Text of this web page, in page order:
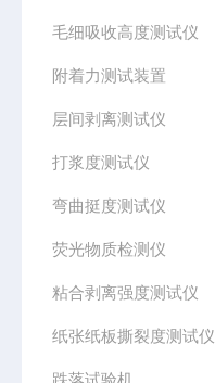
毛细吸收高度测试仪
附着力测试装置
层间剥离测试仪
打浆度测试仪
弯曲挺度测试仪
荧光物质检测仪
粘合剥离强度测试仪
纸张纸板撕裂度测试仪
跌落试验机